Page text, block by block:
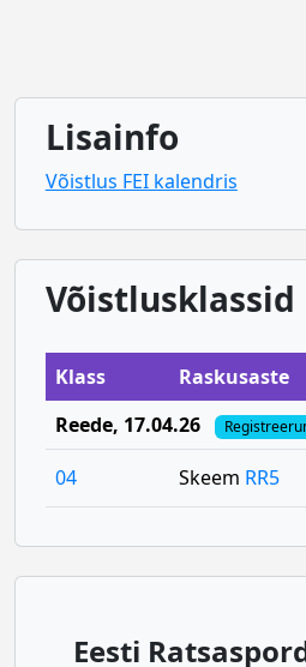
Lisainfo
Võistlus FEI kalendris
Võistlusklassid
Klass Raskusaste
Reede, 17.04.26
04 Skeem RR5
Eesti